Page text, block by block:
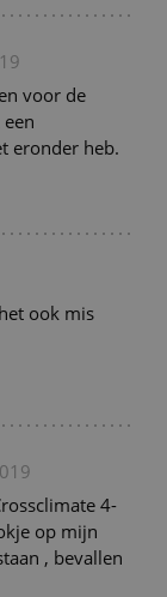
voor de
eronder heb.
ook mis
4-
op mijn
, bevallen